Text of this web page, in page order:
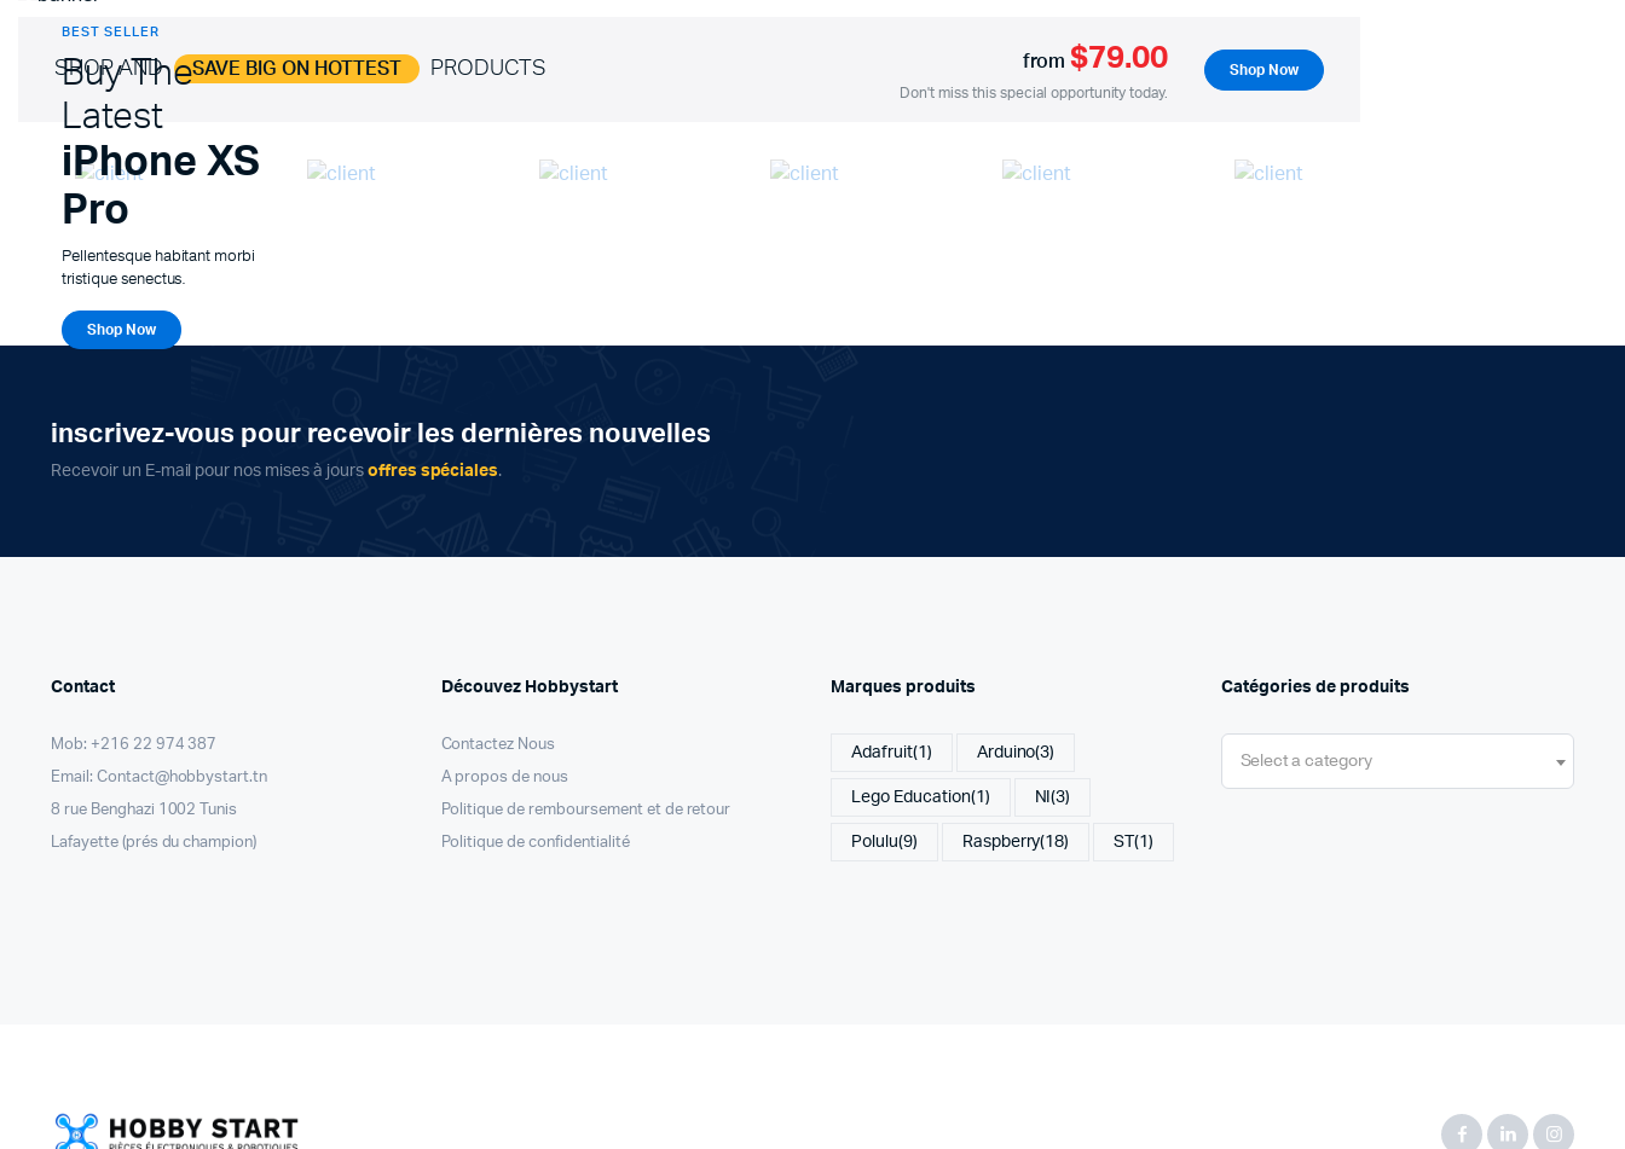
BEST SELLER
Buy The
Latest
iPhone XS
Pro
Pellentesque habitant morbi
tristique senectus.
Shop Now
SHOP AND SAVE BIG ON HOTTEST PRODUCTS from$79.00
Don't miss this special opportunity today.
Shop Now
inscrivez-vous pour recevoir les dernières nouvelles
Recevoir un E-mail pour nos mises à jours offres spéciales.
Contact
Mob: +216 22 974 387
Email: Contact@hobbystart.tn
8 rue Benghazi 1002 Tunis
Lafayette (prés du champion)
Découvez Hobbystart
Contactez Nous
A propos de nous
Politique de remboursement et de retour
Politique de confidentialité
Marques produits
Adafruit(1) Arduino(3)
Lego Education(1) NI(3)
Polulu(9) Raspberry(18) ST(1)
Catégories de produits
Select a category